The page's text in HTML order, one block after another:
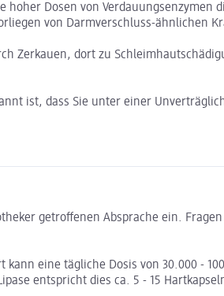
Dosen von Verdauungsenzymen
von Darmverschluss-ähnlichen
Zerkauen, dort zu
ist, dass Sie unter einer
getroffenen Absprache ein.
eine tägliche Dosis von 30.000 -
entspricht dies ca. 5 - 15